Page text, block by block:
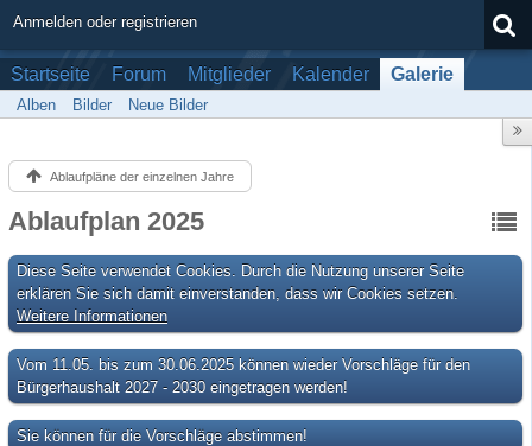
Anmelden oder registrieren
Startseite Forum Mitglieder Kalender Galerie
Alben Bilder Neue Bilder
Ablaufpläne der einzelnen Jahre
Ablaufplan 2025
Diese Seite verwendet Cookies. Durch die Nutzung unserer Seite
erklären Sie sich damit einverstanden, dass wir Cookies setzen.
Weitere Informationen
Vom 11.05. bis zum 30.06.2025 können wieder Vorschläge für den
Bürgerhaushalt 2027 - 2030 eingetragen werden!
Sie können für die Vorschläge abstimmen!